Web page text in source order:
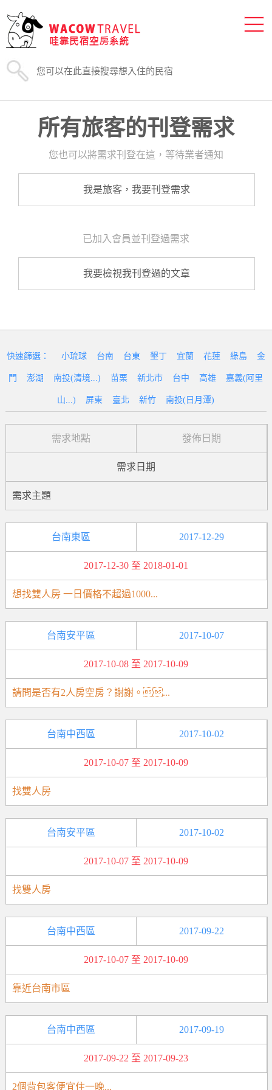
所有旅客的刊登需求
您也可以將需求刊登在這，等待業者通知
我是旅客，我要刊登需求
已加入會員並刊登過需求
我要檢視我刊登過的文章
快速篩選： 小琉球 台南 台東 墾丁 宜蘭 花蓮 綠島 金
門 澎湖 南投(清境...) 苗栗 新北市 台中 高雄 嘉義(阿里
山...) 屏東 臺北 新竹 南投(日月潭)
需求地點 發佈日期
需求日期
需求主題
台南東區 2017-12-29
2017-12-30 至 2018-01-01
想找雙人房 一日價格不超過1000...
台南安平區 2017-10-07
2017-10-08 至 2017-10-09
請問是否有2人房空房？謝謝。...
台南中西區 2017-10-02
2017-10-07 至 2017-10-09
找雙人房
台南安平區 2017-10-02
2017-10-07 至 2017-10-09
找雙人房
台南中西區 2017-09-22
2017-10-07 至 2017-10-09
靠近台南市區
台南中西區 2017-09-19
2017-09-22 至 2017-09-23
2個背包客便宜住一晚...